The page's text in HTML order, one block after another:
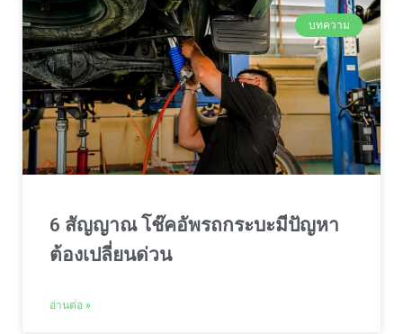
บทความ
6 สัญญาณ โช๊คอัพรถกระบะมีปัญหา
ต้องเปลี่ยนด่วน
อ่านต่อ »